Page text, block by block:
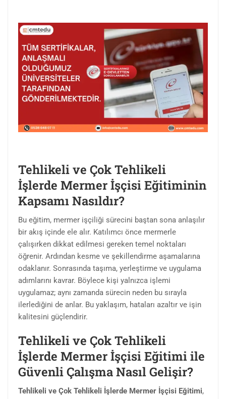
Tehlikeli ve Çok Tehlikeli
İşlerde Mermer İşçisi Eğitiminin
Kapsamı Nasıldır?
Bu eğitim, mermer işçiliği sürecini baştan sona anlaşılır
bir akış içinde ele alır. Katılımcı önce mermerle
çalışırken dikkat edilmesi gereken temel noktaları
öğrenir. Ardından kesme ve şekillendirme aşamalarına
odaklanır. Sonrasında taşıma, yerleştirme ve uygulama
adımlarını kavrar. Böylece kişi yalnızca işlemi
uygulamaz; aynı zamanda sürecin neden bu sırayla
ilerlediğini de anlar. Bu yaklaşım, hataları azaltır ve işin
kalitesini güçlendirir.
Tehlikeli ve Çok Tehlikeli
İşlerde Mermer İşçisi Eğitimi ile
Güvenli Çalışma Nasıl Gelişir?
Tehlikeli ve Çok Tehlikeli İşlerde Mermer İşçisi Eğitimi,